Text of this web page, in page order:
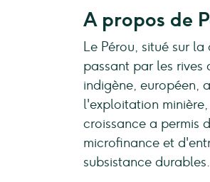
A propos de
Le Pérou, situé sur
passant par les
indigène, européen,
l'exploitation
croissance a permis
microfinance et
subsistance durables.